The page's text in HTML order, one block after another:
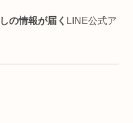
の情報が届く LINE公式ア